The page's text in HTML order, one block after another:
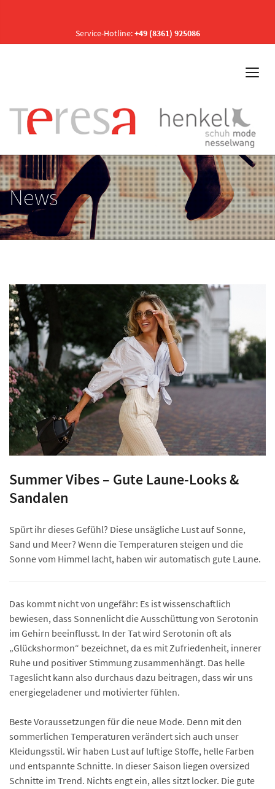
Service-Hotline:+49 (8361) 925086
News
Summer Vibes – Gute Laune-Looks &
Sandalen
Spürt ihr dieses Gefühl? Diese unsägliche Lust auf Sonne,
Sand und Meer? Wenn die Temperaturen steigen und die
Sonne vom Himmel lacht, haben wir automatisch gute Laune.
Das kommt nicht von ungefähr: Es ist wissenschaftlich
bewiesen, dass Sonnenlicht die Ausschüttung von Serotonin
im Gehirn beeinflusst. In der Tat wird Serotonin oft als
„Glückshormon“ bezeichnet, da es mit Zufriedenheit, innerer
Ruhe und positiver Stimmung zusammenhängt. Das helle
Tageslicht kann also durchaus dazu beitragen, dass wir uns
energiegeladener und motivierter fühlen.
Beste Voraussetzungen für die neue Mode. Denn mit den
sommerlichen Temperaturen verändert sich auch unser
Kleidungsstil. Wir haben Lust auf luftige Stoffe, helle Farben
und entspannte Schnitte. In dieser Saison liegen oversized
Schnitte im Trend. Nichts engt ein, alles sitzt locker. Die gute